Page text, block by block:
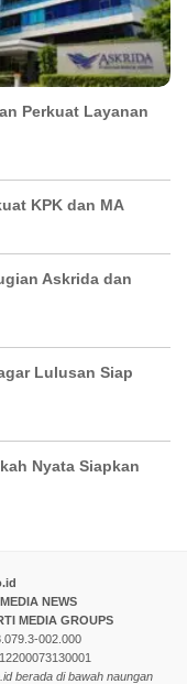
Perkuat Layanan
KPK dan MA
Askrida dan
Lulusan Siap
Nyata Siapkan
NEWS
MEDIA GROUPS
002.000
berada di bawah naungan